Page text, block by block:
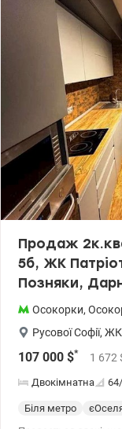
відпочинку. До
пішки. Ціна 100000
Продаж
5б, ЖК
Позняки,
Осокорки,
Русової Софії, ЖК
107 000 $* 1 672
Двокімнатна
Біля метро